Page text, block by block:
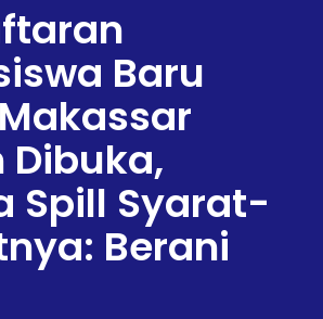
Baru
Dibuka,
Spill Syarat-
Berani